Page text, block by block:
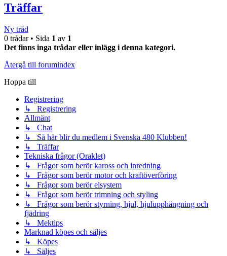
Träffar
Ny tråd
0 trådar • Sida 1 av 1
Det finns inga trådar eller inlägg i denna kategori.
Återgå till forumindex
Hoppa till
Registrering
↳ Registrering
Allmänt
↳ Chat
↳ Så här blir du medlem i Svenska 480 Klubben!
↳ Träffar
Tekniska frågor (Oraklet)
↳ Frågor som berör kaross och inredning
↳ Frågor som berör motor och kraftöverföring
↳ Frågor som berör elsystem
↳ Frågor som berör trimning och styling
↳ Frågor som berör styrning, hjul, hjulupphängning och
fjädring
↳ Mektips
Marknad köpes och säljes
↳ Köpes
↳ Säljes